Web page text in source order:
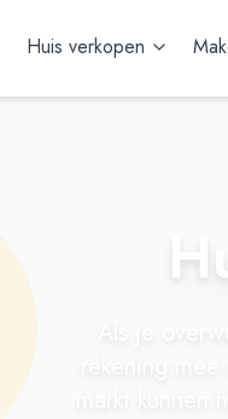
Huis verkopen